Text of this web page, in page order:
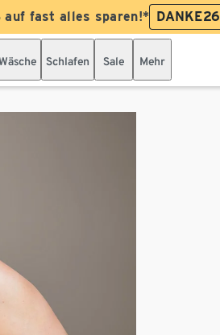
auf fast alles sparen!* DANKE26
Schlafen Sale Mehr